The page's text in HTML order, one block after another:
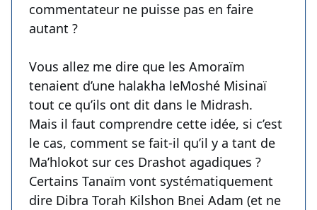
commentateur ne puisse pas en faire
autant ?
Vous allez me dire que les Amoraïm
tenaient d’une halakha leMoshé Misinaï
tout ce qu’ils ont dit dans le Midrash.
Mais il faut comprendre cette idée, si c’est
le cas, comment se fait-il qu’il y a tant de
Ma’hlokot sur ces Drashot agadiques ?
Certains Tanaïm vont systématiquement
dire Dibra Torah Kilshon Bnei Adam (et ne